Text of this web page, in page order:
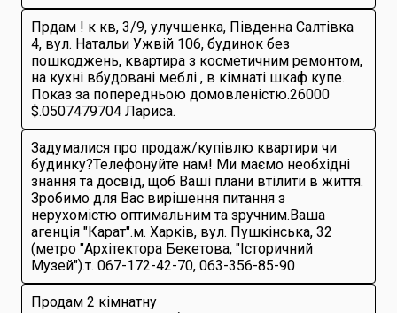
Прдам ! к кв, 3/9, улучшенка, Південна Салтівка
4, вул. Натальи Ужвій 106, будинок без
пошкоджень, квартира з косметичним ремонтом,
на кухні вбудовані меблі , в кімнаті шкаф купе.
Показ за попередньою домовленістю.26000
$.0507479704 Лариса.
Задумалися про продаж/купівлю квартири чи
будинку?Телефонуйте нам! Ми маємо необхідні
знання та досвід, щоб Ваші плани втілити в життя.
Зробимо для Вас вирішення питання з
нерухомістю оптимальним та зручним.Ваша
агенція "Карат".м. Харків, вул. Пушкінська, 32
(метро "Архітектора Бекетова, "Історичний
Музей").т. 067-172-42-70, 063-356-85-90
Продам 2 кімнатну